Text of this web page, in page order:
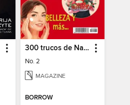
300 trucos de Nana
No. 2
MAGAZINE
BORROW